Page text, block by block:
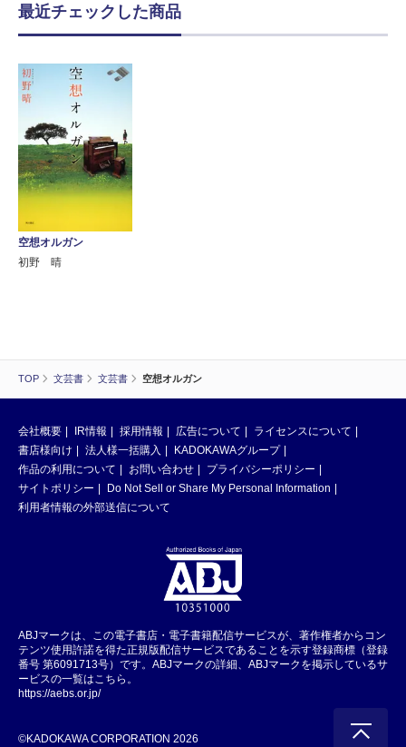
TOP 文芸書 文芸書 空想オルガン
最近チェックした商品
空想オルガン
初野 晴
会社概要 IR情報 採用情報 広告について
ライセンスについて
書店様向け
法人様一括購入
KADOKAWAグループ
作品の利用について
お問い合わせ
プライバシーポリシー
サイトポリシー
Do Not Sell or Share My Personal Information
利用者情報の外部送信について
ABJマークは、この電子書店・電子書籍配信サービスが、著作権者からコン
テンツ使用許諾を得た正規版配信サービスであることを示す登録商標（登録
番号 第6091713号）です。ABJマークの詳細、ABJマークを掲示しているサ
ービスの一覧はこちら。
https://aebs.or.jp/
©KADOKAWA CORPORATION 2026